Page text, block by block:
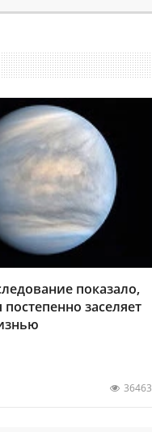
показало,
заселяет
36463